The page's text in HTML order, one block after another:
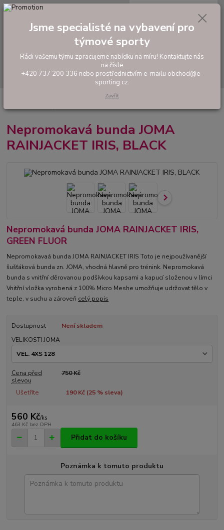
Hledat
tel: +420 737 200 336
0,00 Kč
Oblečení do deště
RAINJACKET IRIS, BLACK
Nepromokavá bunda JOMA
RAINJACKET IRIS, BLACK
Nepromokavá bunda JOMA RAINJACKET IRIS,
GREEN FLUOR
Nepromokavaá bunda JOMA RAINJACKET IRIS Toto je nejpoužívanější
šušťáková bunda zn. JOMA, vhodná hlavně pro trénink. Nepromokavá
bunda s vnitřní děrovanou podšívkou kapsami a kapucí složenou v límci
Vnitřní vložka vyrobená z 100% Micro Meshe umožňuje udržovat tělo v
teple, v suchu a zároveň celý popis
Dostupnost
Není skladem
VELIKOSTI JOMA
Cena před
slevou
750 Kč
Ušetříte 190 Kč (25% sleva)
560 Kč/ks
463 Kč bez DPH
Přidat do košíku
Poznámka k tomuto produktu
Jsme specialisté na vybavení pro
týmové sporty
Rádi vašemu týmu zpracujeme nabídku na míru! Kontaktujte nás
na čísle
+420 737 200 336 nebo prostřednictvím e-mailu obchod@e-
sporting.cz.
Zavřít